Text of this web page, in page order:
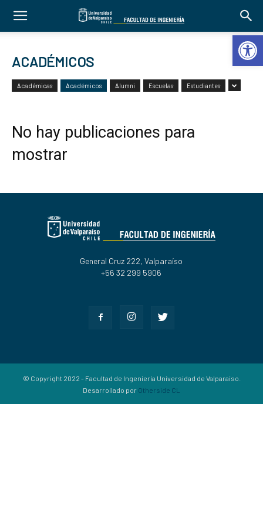
Abrir
ACADÉMICOS
Académicas Académicos Alumni Escuelas Estudiantes
No hay publicaciones para
mostrar
General Cruz 222, Valparaíso
+56 32 299 5906
© Copyright 2022 - Facultad de Ingeniería Universidad de Valparaiso.
Desarrollado por Otherside CL